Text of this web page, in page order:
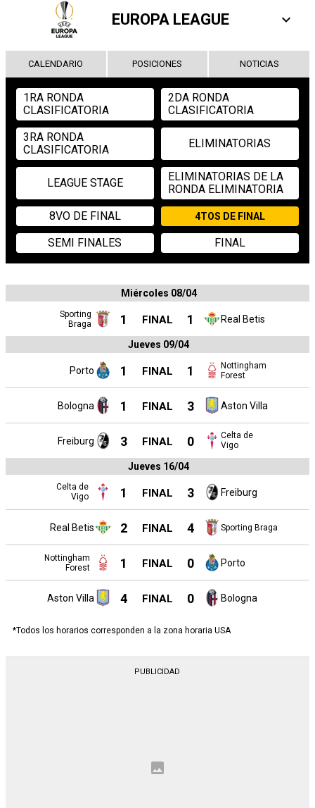
EUROPA LEAGUE
CALENDARIO POSICIONES NOTICIAS
1RA RONDA
CLASIFICATORIA
2DA RONDA
CLASIFICATORIA
3RA RONDA
CLASIFICATORIA
ELIMINATORIAS
LEAGUE STAGE
ELIMINATORIAS DE LA
RONDA ELIMINATORIA
8VO DE FINAL
4TOS DE FINAL
SEMI FINALES FINAL
Miércoles 08/04
Sporting
Braga
1 FINAL 1 Real Betis
Jueves 09/04
Porto 1 FINAL 1
Nottingham
Forest
Bologna 1 FINAL 3 Aston Villa
Freiburg 3 FINAL 0
Celta de
Vigo
Jueves 16/04
Celta de
Vigo
1 FINAL 3 Freiburg
Real Betis 2 FINAL 4 Sporting Braga
Nottingham
Forest
1 FINAL 0 Porto
Aston Villa 4 FINAL 0 Bologna
*Todos los horarios corresponden a la zona horaria USA